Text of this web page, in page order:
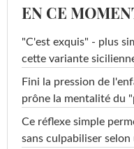
EN CE
"C'est exquis" - plus
cette variante
Fini la pression de
prône la mentalité du
Ce réflexe simple
sans culpabiliser